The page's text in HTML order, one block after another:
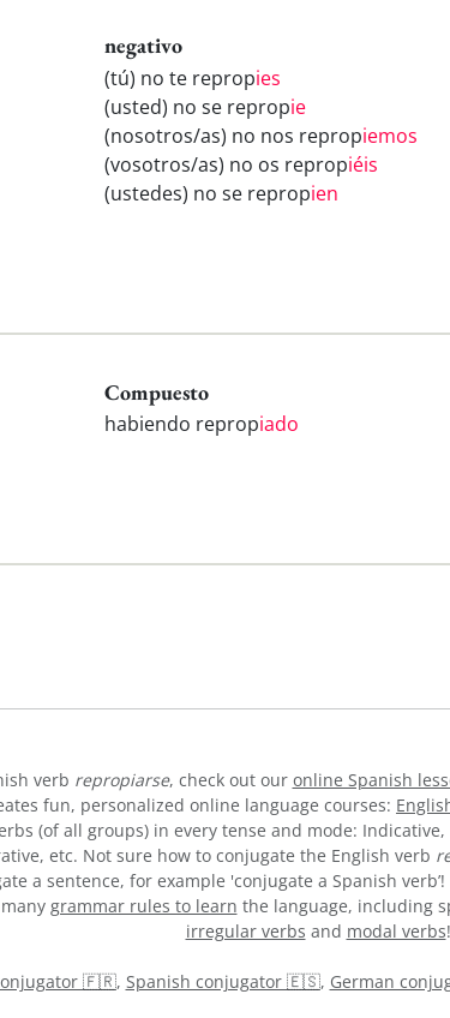
negativo
(tú) no te repropies
(usted) no se repropie
(nosotros/as) no nos repropiemos
(vosotros/as) no os repropiéis
(ustedes) no se repropien
Compuesto
habiendo repropiado
verb repropiarse, check out our online Spanish
fun, personalized online language courses:
(of all groups) in every tense and mode:
etc. Not sure how to conjugate the English verb
a sentence, for example 'conjugate a Spanish
grammar rules to learn the language, including
irregular verbs and modal verbs!
🇫🇷, Spanish conjugator 🇪🇸, German